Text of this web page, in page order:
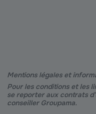
Mentions légales et
Pour les conditions et les
se reporter aux contrats
conseiller Groupama.